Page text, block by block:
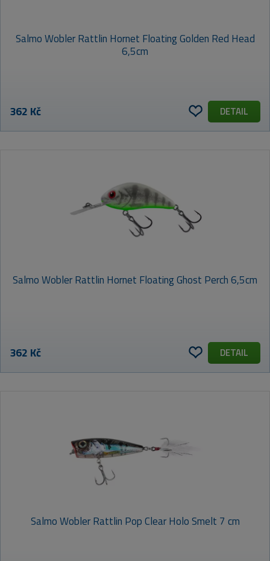
Salmo Wobler Rattlin Hornet Floating Golden Red Head
6,5cm
362 Kč DETAIL
Salmo Wobler Rattlin Hornet Floating Ghost Perch 6,5cm
362 Kč DETAIL
Salmo Wobler Rattlin Pop Clear Holo Smelt 7 cm